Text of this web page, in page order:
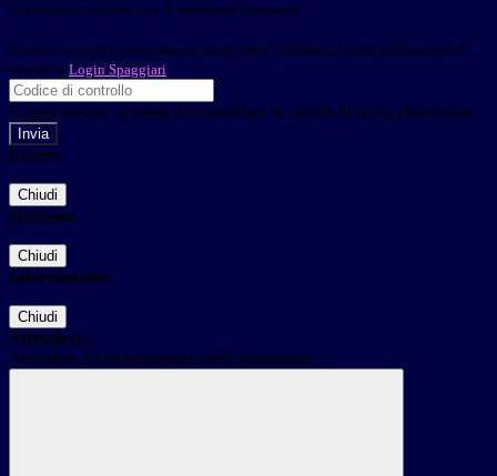
all'indirizzo indicato con le istruzioni necessarie.
Non hai una e-mail associata al nome utente? Effettua il reset della password
tramite la Login Spaggiari
E-mail inviata, si prega di controllare la casella di posta elettronica!
Errore
Chiudi
Successo
Chiudi
Informazione
Chiudi
Attendere...
Attendere il completamento dell'operazione...